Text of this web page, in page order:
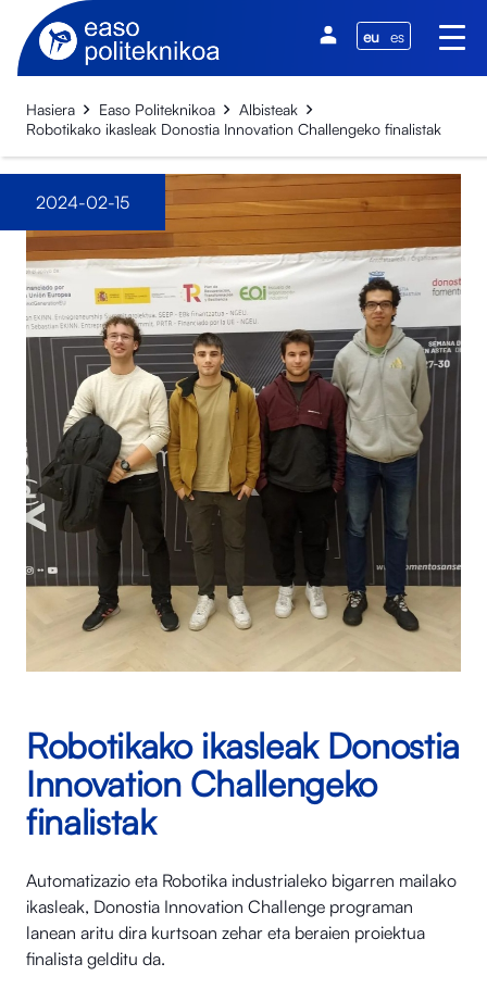
eu es
Hasiera Easo Politeknikoa
Albisteak
Robotikako ikasleak Donostia Innovation Challengeko finalistak
2024-02-15
Robotikako ikasleak Donostia
Innovation Challengeko
finalistak
Automatizazio eta Robotika industrialeko bigarren mailako
ikasleak, Donostia Innovation Challenge programan
lanean aritu dira kurtsoan zehar eta beraien proiektua
finalista gelditu da.